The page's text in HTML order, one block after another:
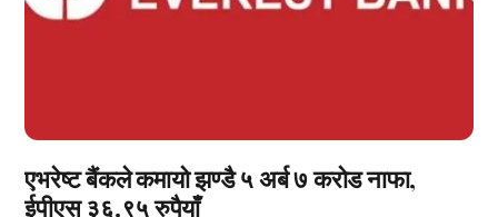
एभरेष्ट बैंकले कमायो झण्डै ५ अर्ब ७ करोड नाफा,
ईपीएस ३६.९५ रुपैयाँ